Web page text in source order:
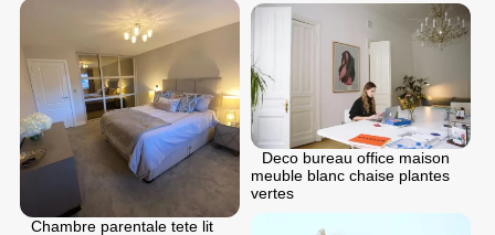
Chambre parentale tete lit
Deco bureau office maison
meuble blanc chaise plantes
vertes